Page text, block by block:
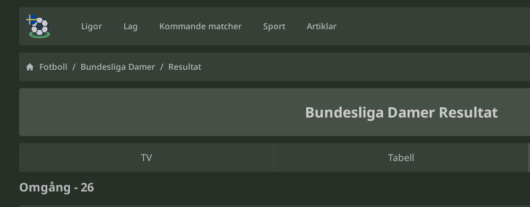
Ligor Lag Kommande matcher Sport Artiklar
Fotboll / Bundesliga Damer / Resultat
Bundesliga Damer Resultat
TV Tabell
Omgång - 26